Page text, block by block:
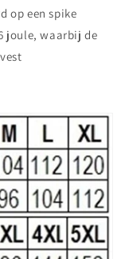
op een spike
joule, waarbij de